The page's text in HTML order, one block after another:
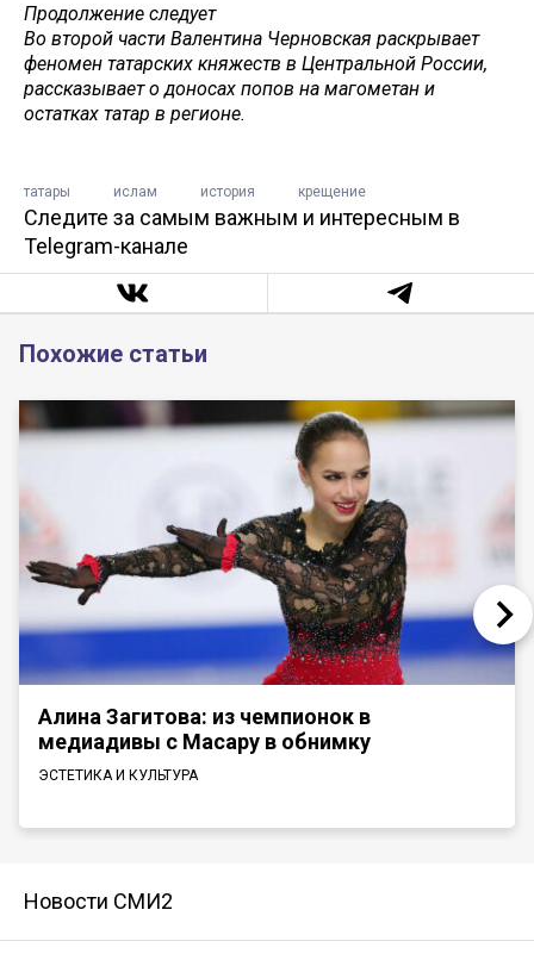
Продолжение следует
Во второй части Валентина Черновская раскрывает
феномен татарских княжеств в Центральной России,
рассказывает о доносах попов на магометан и
остатках татар в регионе.
татары ислам история крещение
Следите за самым важным и интересным в
Telegram-канале
Похожие статьи
Алина Загитова: из чемпионок в
медиадивы с Масару в обнимку
ЭСТЕТИКА И КУЛЬТУРА
Новости СМИ2